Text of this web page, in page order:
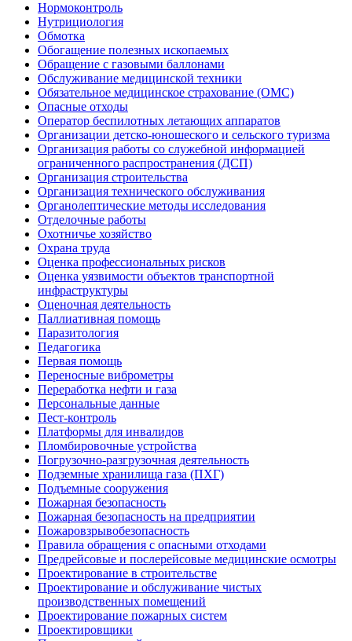
Нормоконтроль
Нутрициология
Обмотка
Обогащение полезных ископаемых
Обращение с газовыми баллонами
Обслуживание медицинской техники
Обязательное медицинское страхование (ОМС)
Опасные отходы
Оператор беспилотных летающих аппаратов
Организации детско-юношеского и сельского туризма
Организация работы со служебной информацией
ограниченного распространения (ДСП)
Организация строительства
Организация технического обслуживания
Органолептические методы исследования
Отделочные работы
Охотничье хозяйство
Охрана труда
Оценка профессиональных рисков
Оценка уязвимости объектов транспортной
инфраструктуры
Оценочная деятельность
Паллиативная помощь
Паразитология
Педагогика
Первая помощь
Переносные виброметры
Переработка нефти и газа
Персональные данные
Пест-контроль
Платформы для инвалидов
Пломбировочные устройства
Погрузочно-разгрузочная деятельность
Подземные хранилища газа (ПХГ)
Подъемные сооружения
Пожарная безопасность
Пожарная безопасность на предприятии
Пожаровзрывобезопасность
Правила обращения с опасными отходами
Предрейсовые и послерейсовые медицинские осмотры
Проектирование в строительстве
Проектирование и обслуживание чистых
производственных помещений
Проектирование пожарных систем
Проектировщики